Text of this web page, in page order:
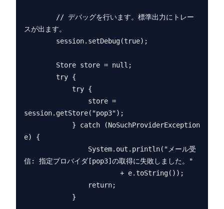
スが出ます。
session.getStore("pop3");
e) {
信: 指定プロバイダ[pop3]の取得に失敗しました。"